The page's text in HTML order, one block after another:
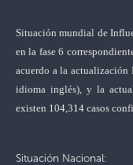
Situación mundial de
en la fase 6
acuerdo a la
idioma inglés), y la
existen 104,314 casos
Situación Nacional: